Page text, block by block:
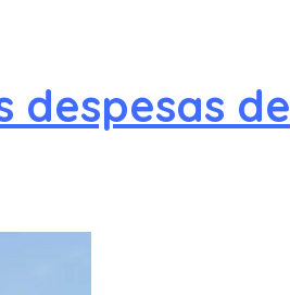
despesas de